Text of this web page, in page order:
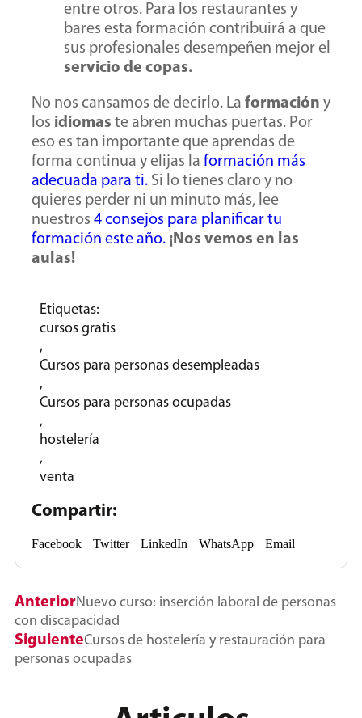
entre otros. Para los restaurantes y
bares esta formación contribuirá a que
sus profesionales desempeñen mejor el
servicio de copas.
No nos cansamos de decirlo. La formación y
los idiomas te abren muchas puertas. Por
eso es tan importante que aprendas de
forma continua y elijas la formación más
adecuada para ti. Si lo tienes claro y no
quieres perder ni un minuto más, lee
nuestros 4 consejos para planificar tu
formación este año. ¡Nos vemos en las
aulas!
Etiquetas:
cursos gratis
,
Cursos para personas desempleadas
,
Cursos para personas ocupadas
,
hostelería
,
venta
Compartir:
Facebook Twitter LinkedIn WhatsApp Email
AnteriorNuevo curso: inserción laboral de personas
con discapacidad
SiguienteCursos de hostelería y restauración para
personas ocupadas